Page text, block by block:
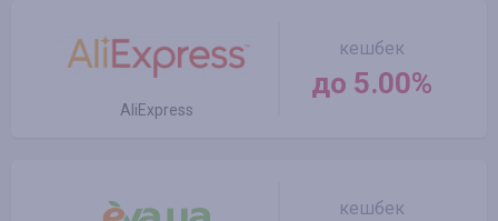
AliExpress
кешбек
до 5.00%
кешбек